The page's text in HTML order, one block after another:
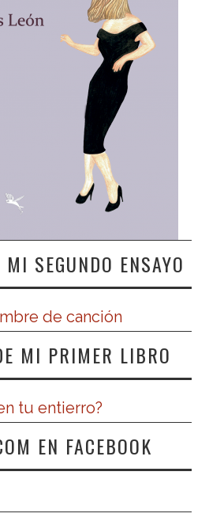
SEGUNDO ENSAYO
MI PRIMER LIBRO
EN FACEBOOK